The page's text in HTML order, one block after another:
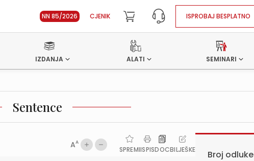
NN 85/2026 CJENIK ISPROBAJ BESPLATNO
IZDANJA ALATI SEMINARI
Sentence
AA
SPREMIISPISDOCBILJEŠKE Broj odluke